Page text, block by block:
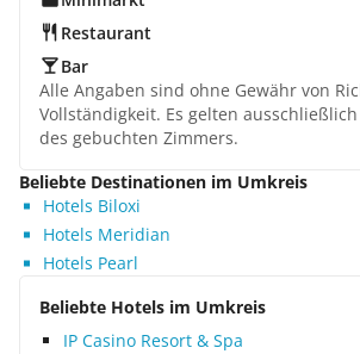
Restaurant
Bar
Alle Angaben sind ohne Gewähr von
Vollständigkeit. Es gelten
des gebuchten Zimmers.
Beliebte Destinationen im Umkreis
Hotels Biloxi
Hotels Meridian
Hotels Pearl
Beliebte Hotels im Umkreis
IP Casino Resort & Spa